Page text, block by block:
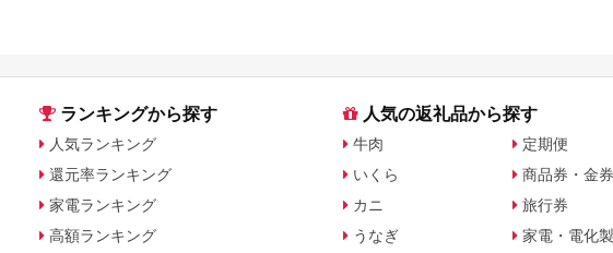
ランキングから探す
人気ランキング
還元率ランキング
家電ランキング
高額ランキング
人気の返礼品から探す
牛肉
いくら
カニ
うなぎ
定期便
商品券・金券
旅行券
家電・電化